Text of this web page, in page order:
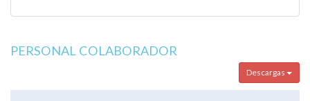
PERSONAL COLABORADOR
Descargas